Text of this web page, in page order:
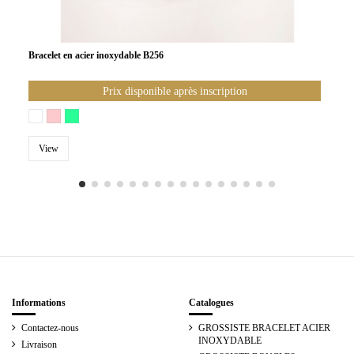
Bracelet en acier inoxydable B256
Prix disponible après inscription
View
Informations
Contactez-nous
Livraison
Catalogues
GROSSISTE BRACELET ACIER
INOXYDABLE